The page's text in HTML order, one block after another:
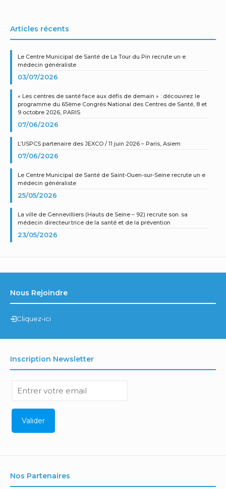
Articles récents
Le Centre Municipal de Santé de La Tour du Pin recrute un·e
médecin généraliste
03/07/2026
« Les centres de santé face aux défis de demain » : découvrez le
programme du 65ème Congrès National des Centres de Santé, 8 et
9 octobre 2026, PARIS
07/06/2026
L’USPCS partenaire des JEXCO / 11 juin 2026 – Paris, Asiem
07/06/2026
Le Centre Municipal de Santé de Saint-Ouen-sur-Seine recrute un·e
médecin généraliste
25/05/2026
La ville de Gennevilliers (Hauts de Seine – 92) recrute son. sa
médecin directeur.trice de la santé et de la prévention
23/05/2026
Nous Rejoindre
Cliquez-ici
Inscription Newsletter
Nos Partenaires